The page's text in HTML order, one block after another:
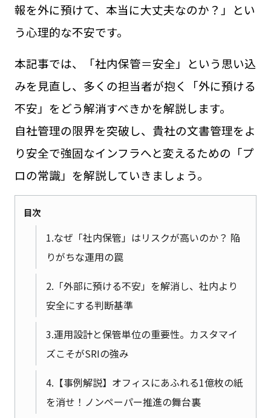
報を外に預けて、本当に大丈夫なのか？」とい
う心理的な不安です。
本記事では、「社内保管＝安全」という思い込
みを見直し、多くの担当者が抱く「外に預ける
不安」をどう解消すべきかを解説します。
自社管理の限界を突破し、貴社の文書管理をよ
り安全で強固なインフラへと変えるための「プ
ロの常識」を解説していきましょう。
目次
1.なぜ「社内保管」はリスクが高いのか？ 陥
りがちな運用の罠
2.「外部に預ける不安」を解消し、社内より
安全にする判断基準
3.運用設計と保管単位の重要性。カスタマイ
ズこそがSRIの強み
4.【事例解説】オフィスにあふれる1億枚の紙
を消せ！ノンペーパー推進の舞台裏